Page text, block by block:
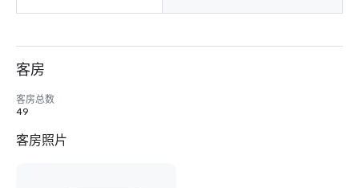
客房
客房总数
49
客房照片